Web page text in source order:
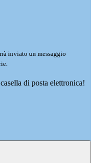
inviato un messaggio
di posta elettronica!